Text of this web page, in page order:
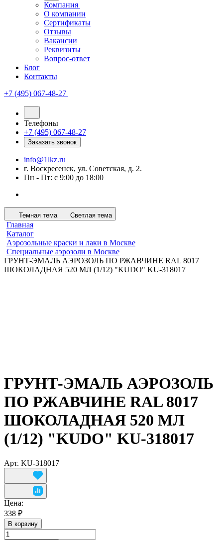
Компания
О компании
Сертификаты
Отзывы
Вакансии
Реквизиты
Вопрос-ответ
Блог
Контакты
+7 (495) 067-48-27
Телефоны
+7 (495) 067-48-27
Заказать звонок
info@1lkz.ru
г. Воскресенск, ул. Советская, д. 2.
Пн - Пт: с 9:00 до 18:00
Темная тема Светлая тема
Главная
Каталог
Аэрозольные краски и лаки в Москве
Специальные аэрозоли в Москве
ГРУНТ-ЭМАЛЬ АЭРОЗОЛЬ ПО РЖАВЧИНЕ RAL 8017
ШОКОЛАДНАЯ 520 МЛ (1/12) "KUDO" KU-318017
ГРУНТ-ЭМАЛЬ АЭРОЗОЛЬ
ПО РЖАВЧИНЕ RAL 8017
ШОКОЛАДНАЯ 520 МЛ
(1/12) "KUDO" KU-318017
Арт. KU-318017
Цена:
338 ₽
В корзину